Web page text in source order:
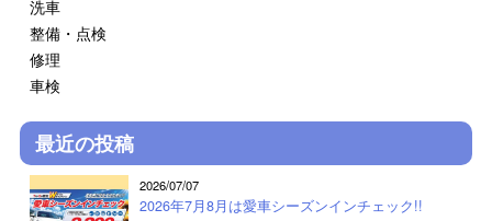
洗車
整備・点検
修理
車検
最近の投稿
2026/07/07
2026年7月8月は愛車シーズンインチェック!!